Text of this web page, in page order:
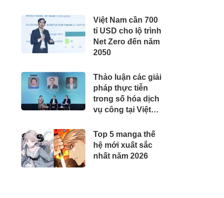
Việt Nam cần 700
tỉ USD cho lộ trình
Net Zero đến năm
2050
Thảo luận các giải
pháp thực tiễn
trong số hóa dịch
vụ công tại Việt
Top 5 manga thế
hệ mới xuất sắc
nhất năm 2026